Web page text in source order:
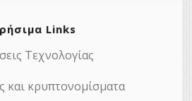
Links
Τεχνολογίας
και κρυπτονομίσματα